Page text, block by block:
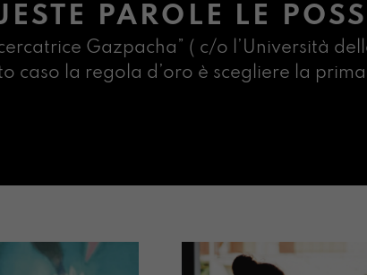
PAROLE LE
Gazpacha” ( c/o l’Università
caso la regola d’oro è scegliere la